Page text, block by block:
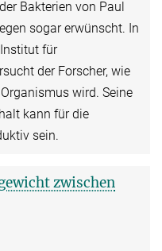
Bakterien von Paul
sogar erwünscht. In
für
der Forscher, wie
wird. Seine
kann für die
sein.
zwischen